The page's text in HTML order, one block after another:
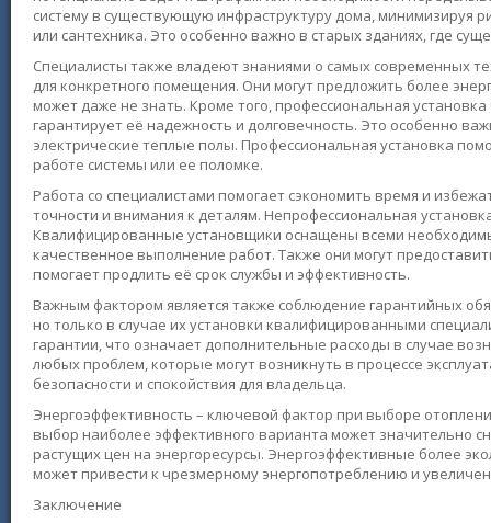
систему в существующую инфраструктуру дома, минимизируя
или сантехника. Это особенно важно в старых зданиях, где
Специалисты также владеют знаниями о самых современных
для конкретного помещения. Они могут предложить более
может даже не знать. Кроме того, профессиональная
гарантирует её надежность и долговечность. Это особенно
электрические теплые полы. Профессиональная установка
работе системы или ее поломке.
Работа со специалистами помогает сэкономить время и
точности и внимания к деталям. Непрофессиональная
Квалифицированные установщики оснащены всеми
качественное выполнение работ. Также они могут
помогает продлить её срок службы и эффективность.
Важным фактором является также соблюдение гарантийных
но только в случае их установки квалифицированными
гарантии, что означает дополнительные расходы в случае
любых проблем, которые могут возникнуть в процессе
безопасности и спокойствия для владельца.
Энергоэффективность – ключевой фактор при выборе
выбор наиболее эффективного варианта может значительно
растущих цен на энергоресурсы. Энергоэффективные более
может привести к чрезмерному энергопотреблению и
Заключение